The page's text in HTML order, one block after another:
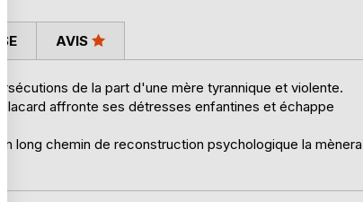
de la part d'une mère tyrannique et violente.
affronte ses détresses enfantines et échappe
long chemin de reconstruction psychologique la mènera
AVIS